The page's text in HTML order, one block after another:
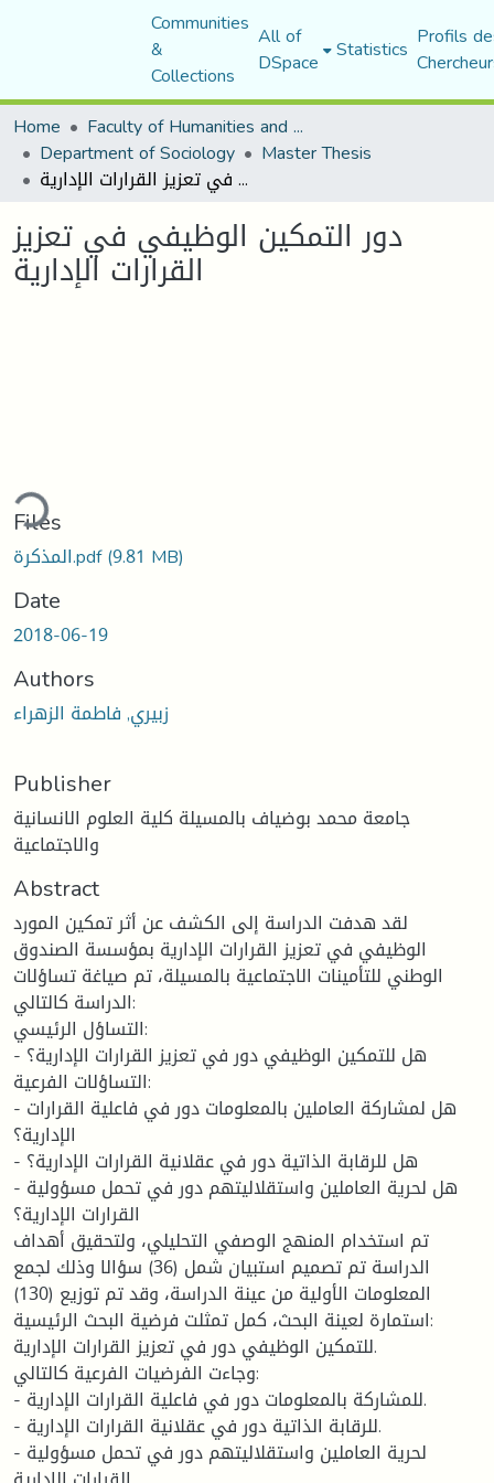
Communities
&
Collections
All of
DSpace Statistics Profils
Home
Faculty of Humanities and Social Sciences
Department of Sociology Master Thesis
دور التمكين الوظيفي في تعزيز القرارات الإدارية
دور التمكين الوظيفي في تعزيز
القرارات الإدارية
Files
المذكرة.pdf(9.81 MB)
Date
2018-06-19
Authors
زبيري, فاطمة الزهراء
Publisher
جامعة محمد بوضياف بالمسيلة كلية العلوم الانسانية
والاجتماعية
Abstract
لقد هدفت الدراسة إلى الكشف عن أثر تمكين المورد
الوظيفي في تعزيز القرارات الإدارية بمؤسسة الصندوق
الوطني للتأمينات الاجتماعية بالمسيلة، تم صياغة تساؤلات
الدراسة كالتالي:
التساؤل الرئيسي:
- هل للتمكين الوظيفي دور في تعزيز القرارات الإدارية؟
التساؤلات الفرعية:
- هل لمشاركة العاملين بالمعلومات دور في فاعلية القرارات
الإدارية؟
- هل للرقابة الذاتية دور في عقلانية القرارات الإدارية؟
- هل لحرية العاملين واستقلاليتهم دور في تحمل مسؤولية
القرارات الإدارية؟
تم استخدام المنهج الوصفي التحليلي، ولتحقيق أهداف
الدراسة تم تصميم استبيان شمل (36) سؤالا وذلك لجمع
المعلومات الأولية من عينة الدراسة، وقد تم توزيع (130)
استمارة لعينة البحث، كمل تمثلت فرضية البحث الرئيسية:
للتمكين الوظيفي دور في تعزيز القرارات الإدارية.
وجاءت الفرضيات الفرعية كالتالي:
- للمشاركة بالمعلومات دور في فاعلية القرارات الإدارية.
- للرقابة الذاتية دور في عقلانية القرارات الإدارية.
- لحرية العاملين واستقلاليتهم دور في تحمل مسؤولية